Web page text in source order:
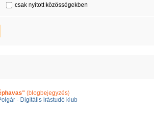
csak nyitott közösségekben
(blogbejegyzés)
- Digitális Irástudó klub